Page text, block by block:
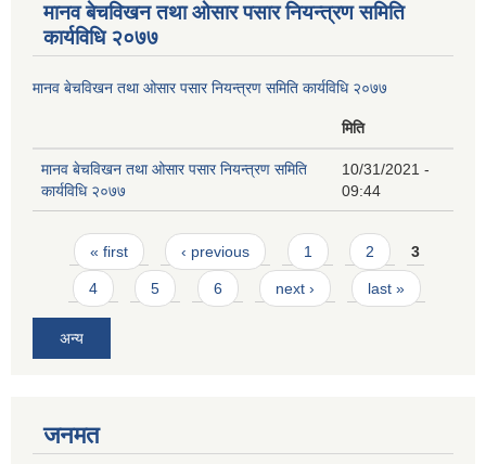
मानव बेचविखन तथा ओसार पसार नियन्त्रण समिति
कार्यविधि २०७७
मानव बेचविखन तथा ओसार पसार नियन्त्रण समिति कार्यविधि २०७७
मिति
मानव बेचविखन तथा ओसार पसार नियन्त्रण समिति
कार्यविधि २०७७
10/31/2021 -
09:44
Pages
« first ‹ previous 1 2 3
4 5 6 next › last »
अन्य
जनमत